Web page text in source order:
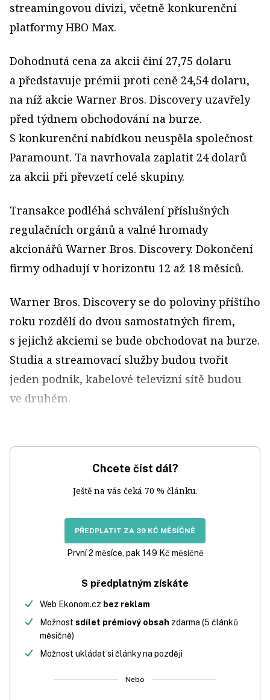
streamingovou divizi, včetně konkurenční
platformy HBO Max.
Dohodnutá cena za akcii činí 27,75 dolaru
a představuje prémii proti ceně 24,54 dolaru,
na níž akcie Warner Bros. Discovery uzavřely
před týdnem obchodování na burze.
S konkurenční nabídkou neuspěla společnost
Paramount. Ta navrhovala zaplatit 24 dolarů
za akcii při převzetí celé skupiny.
Transakce podléhá schválení příslušných
regulačních orgánů a valné hromady
akcionářů Warner Bros. Discovery. Dokončení
firmy odhadují v horizontu 12 až 18 měsíců.
Warner Bros. Discovery se do poloviny příštího
roku rozdělí do dvou samostatných firem,
s jejichž akciemi se bude obchodovat na burze.
Studia a streamovací služby budou tvořit
jeden podnik, kabelové televizní sítě budou
ve druhém.
Chcete číst dál?
Ještě na vás čeká 70 % článku.
PŘEDPLATIT ZA 39 KČ MĚSÍČNĚ
První 2 měsíce, pak 149 Kč měsíčně
S předplatným získáte
Web Ekonom.cz bez reklam
Možnost sdílet prémiový obsah zdarma (5 článků
měsíčně)
Možnost ukládat si články na později
Nebo